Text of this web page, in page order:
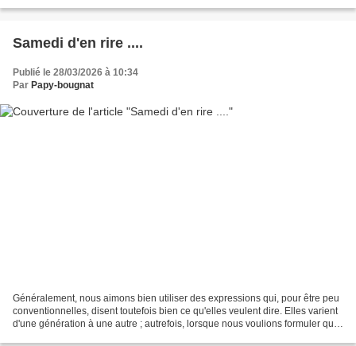
Samedi d'en rire ....
Publié le 28/03/2026 à 10:34
Par Papy-bougnat
Généralement, nous aimons bien utiliser des expressions qui, pour être peu
conventionnelles, disent toutefois bien ce qu'elles veulent dire. Elles varient
d'une génération à une autre ; autrefois, lorsque nous voulions formuler que